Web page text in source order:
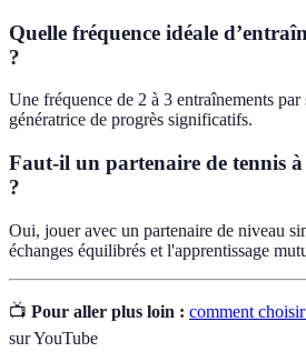
Quelle fréquence idéale
?
Une fréquence de 2 à 3 entraînements par
génératrice de progrès significatifs.
Faut-il un partenaire de tennis
?
Oui, jouer avec un partenaire de niveau
échanges équilibrés et l'apprentissage
📺 Pour aller plus loin : comment
sur YouTube